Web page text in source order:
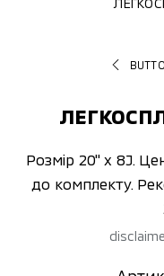
Розмір 20" x 8J.
до комплекту.